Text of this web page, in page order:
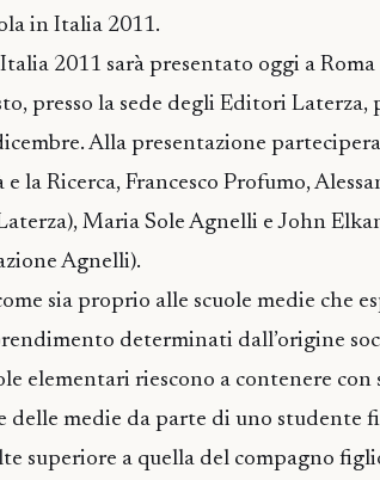
in Italia 2011.
2011 sarà presentato oggi a
presso la sede degli Editori
Alla presentazione
la Ricerca, Francesco Profumo,
Maria Sole Agnelli e John
Agnelli).
sia proprio alle scuole medie che
determinati dall’origine
elementari riescono a contenere con
delle medie da parte di uno studente
superiore a quella del compagno